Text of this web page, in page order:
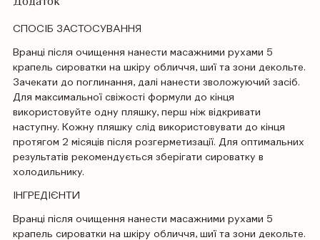
СПОСІБ ЗАСТОСУВАННЯ
Вранці після очищення нанести масажними рухами 5
крапель сироватки на шкіру обличчя, шиї та зони декольте.
Зачекати до поглинання, далі нанести зволожуючий засіб.
Для максимальної свіжості формули до кінця
використовуйте одну пляшку, перш ніж відкривати
наступну. Кожну пляшку слід використовувати до кінця
протягом 2 місяців після розгерметизації. Для оптимальних
результатів рекомендується зберігати сироватку в
холодильнику.
ІНГРЕДІЄНТИ
Вранці після очищення нанести масажними рухами 5
крапель сироватки на шкіру обличчя, шиї та зони декольте.